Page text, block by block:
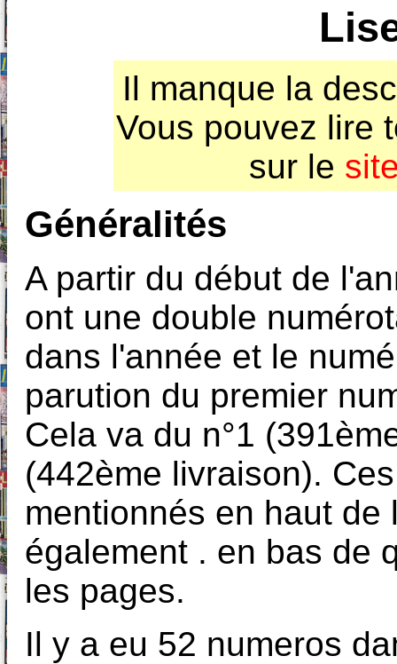
Il manque la
Vous pouvez lire
sur le
Généralités
A partir du début de
ont une double
dans l'année et le
parution du premier
Cela va du n°1
(442ème livraison).
mentionnés en haut de
également . en bas de
les pages.
Il y a eu 52 numeros